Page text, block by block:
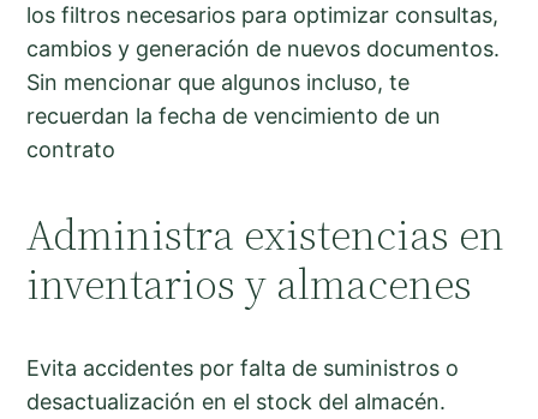
los filtros necesarios para optimizar consultas,
cambios y generación de nuevos documentos.
Sin mencionar que algunos incluso, te
recuerdan la fecha de vencimiento de un
contrato
Administra existencias en
inventarios y almacenes
Evita accidentes por falta de suministros o
desactualización en el stock del almacén.